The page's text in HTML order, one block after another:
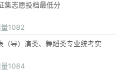
集志愿投档最低分
量1082
导）演类、舞蹈类专业统考实
量1084